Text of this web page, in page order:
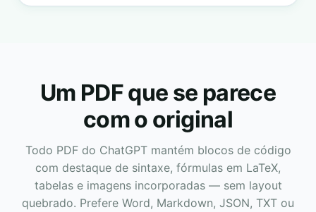
Um PDF que se parece
com o original
Todo PDF do ChatGPT mantém blocos de código
com destaque de sintaxe, fórmulas em LaTeX,
tabelas e imagens incorporadas — sem layout
quebrado. Prefere Word, Markdown, JSON, TXT ou